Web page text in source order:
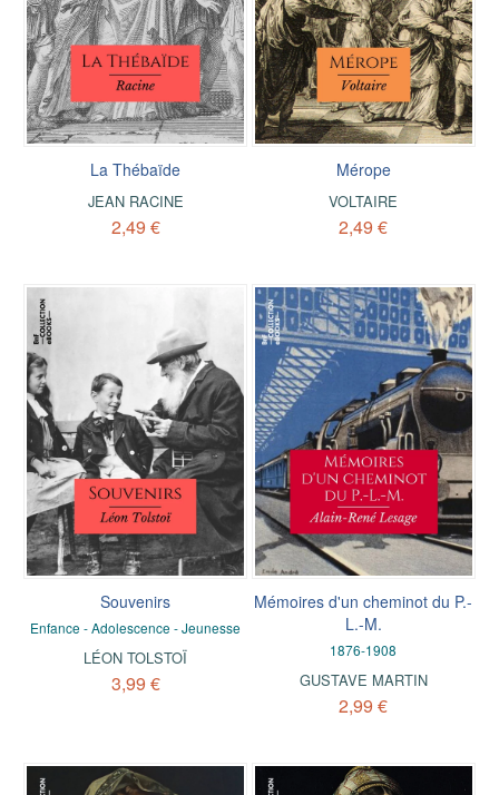
La Thébaïde
JEAN RACINE
2,49 €
Mérope
VOLTAIRE
2,49 €
Souvenirs
Enfance - Adolescence - Jeunesse
LÉON TOLSTOÏ
3,99 €
Mémoires d'un cheminot du P.-
L.-M.
1876-1908
GUSTAVE MARTIN
2,99 €